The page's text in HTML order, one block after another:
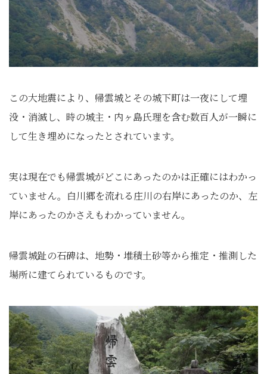
この大地震により、帰雲城とその城下町は一夜にして埋
没・消滅し、時の城主・内ヶ島氏理を含む数百人が一瞬に
して生き埋めになったとされています。
実は現在でも帰雲城がどこにあったのかは正確にはわかっ
ていません。白川郷を流れる庄川の右岸にあったのか、左
岸にあったのかさえもわかっていません。
帰雲城趾の石碑は、地勢・堆積土砂等から推定・推測した
場所に建てられているものです。